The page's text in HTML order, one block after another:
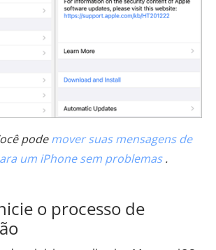
podemover suas mensagens de
um iPhone sem problemas.
o processo de